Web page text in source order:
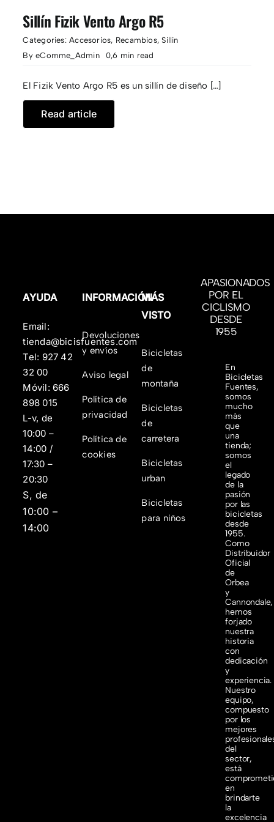
Sillín Fizik Vento Argo R5
Categories:Accesorios, Recambios,Sillin
ByeComme_Admin 0,6 min read
El Fizik Vento Argo R5 es un sillín de diseño […]
Read article
AYUDA
Email:
tienda@bicisfuentes.com
Tel: 927 42
32 00
Móvil: 666
898 015
L-v, de
10:00 –
14:00 /
17:30 –
20:30
S, de
10:00 –
14:00
INFORMACIÓN
Devoluciones
y envíos
Aviso legal
Política de
privacidad
Política de
cookies
MÁS
VISTO
Bicicletas
de
montaña
Bicicletas
de
carretera
Bicicletas
urban
Bicicletas
para niños
APASIONADOS
POR EL
CICLISMO
DESDE
1955
En
Bicicletas
Fuentes,
somos
mucho
más
que
una
tienda;
somos
el
legado
de la
pasión
por las
bicicletas
desde
1955.
Como
Distribuidor
Oficial
de
Orbea
y
Cannondale,
hemos
forjado
nuestra
historia
con
dedicación
y
experiencia.
Nuestro
equipo,
compuesto
por los
mejores
del
sector,
está
en
brindarte
la
excelencia